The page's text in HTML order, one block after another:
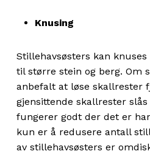
Knusing
Stillehavsøsters kan
til større stein og berg. Om
anbefalt at løse skallrester
gjensittende skallrester
fungerer godt der det er
kun er å redusere antall
av stillehavsøsters er